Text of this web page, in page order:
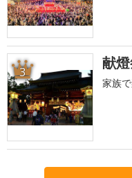
3 献
家族